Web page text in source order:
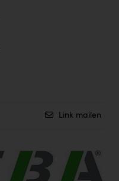
Link mailen